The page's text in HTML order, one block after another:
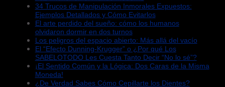
34 Trucos de Manipulación Inmorales Expuestos:
Ejemplos Detallados y Cómo Evitarlos
El arte perdido del sueño: cómo los humanos
olvidaron dormir en dos turnos
Los peligros del espacio abierto: Más allá del vacío
El “Efecto Dunning-Krugger” o ¿Por qué Los
SABELOTODO Les Cuesta Tanto Decir “No lo sé”?
¡El Sentido Común y la Lógica: Dos Caras de la Misma
Moneda!
¿De Verdad Sabes Cómo Cepillarte los Dientes?